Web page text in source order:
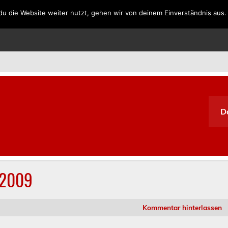
SPANIEN PORTUGAL GRIECHENLAND SÜDAFRIKA
Kommentar hinterlassen
die Website weiter nutzt, gehen wir von deinem Einverständnis aus.